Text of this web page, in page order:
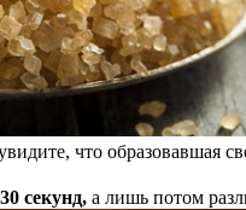
что образовавшая
секунд, а лишь потом